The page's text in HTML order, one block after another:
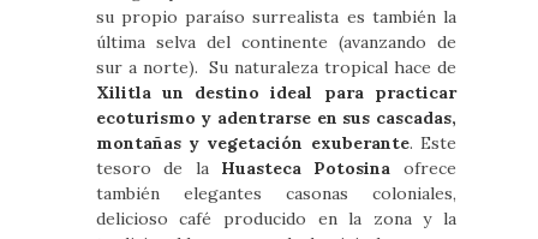
su propio paraíso surrealista es también la
última selva del continente (avanzando de
sur a norte). Su naturaleza tropical hace de
Xilitla un destino ideal para practicar
ecoturismo y adentrarse en sus cascadas,
montañas y vegetación exuberante. Este
tesoro de la Huasteca Potosina ofrece
también elegantes casonas coloniales,
delicioso café producido en la zona y la